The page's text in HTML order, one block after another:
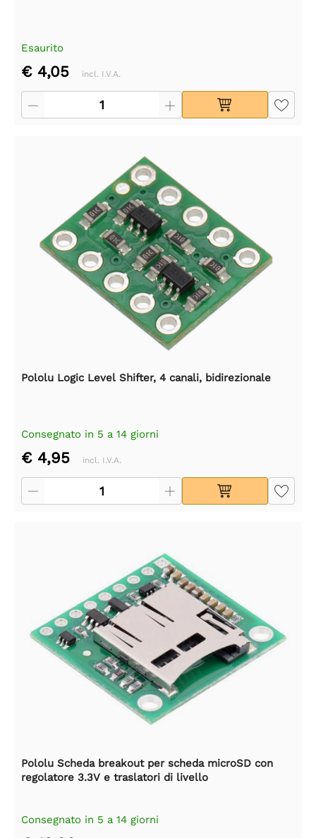
Esaurito
€ 4,05 incl. I.V.A.
Pololu Logic Level Shifter, 4 canali, bidirezionale
Consegnato in 5 a 14 giorni
€ 4,95 incl. I.V.A.
Pololu Scheda breakout per scheda microSD con
regolatore 3.3V e traslatori di livello
Consegnato in 5 a 14 giorni